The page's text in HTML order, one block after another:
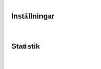
Inställningar
Statistik